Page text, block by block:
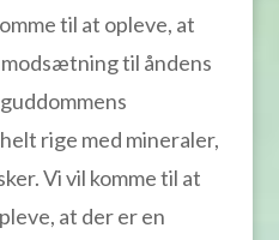
til at opleve, at
til åndens
rige med mineraler,
Vi vil komme til at
at der er en